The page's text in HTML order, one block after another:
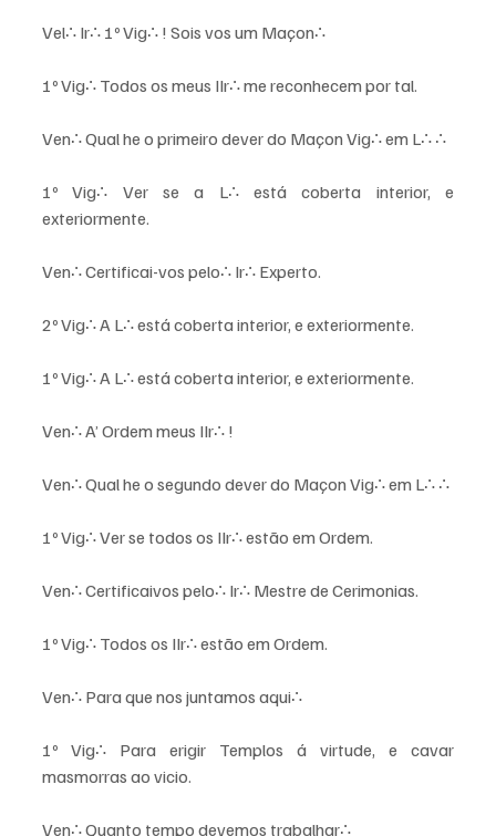
Vel∴ Ir∴ 1º Vig∴ ! Sois vos um Maçon∴
1º Vig∴ Todos os meus IIr∴ me reconhecem por tal.
Ven∴ Qual he o primeiro dever do Maçon Vig∴ em L∴ ∴
1º Vig∴ Ver se a L∴ está coberta interior, e
exteriormente.
Ven∴ Certificai-vos pelo∴ Ir∴ Experto.
2º Vig∴ A L∴ está coberta interior, e exteriormente.
1º Vig∴ A L∴ está coberta interior, e exteriormente.
Ven∴ A’ Ordem meus IIr∴ !
Ven∴ Qual he o segundo dever do Maçon Vig∴ em L∴ ∴
1º Vig∴ Ver se todos os IIr∴ estão em Ordem.
Ven∴ Certificaivos pelo∴ Ir∴ Mestre de Cerimonias.
1º Vig∴ Todos os IIr∴ estão em Ordem.
Ven∴ Para que nos juntamos aqui∴
1º Vig∴ Para erigir Templos á virtude, e cavar
masmorras ao vicio.
Ven∴ Quanto tempo devemos trabalhar∴